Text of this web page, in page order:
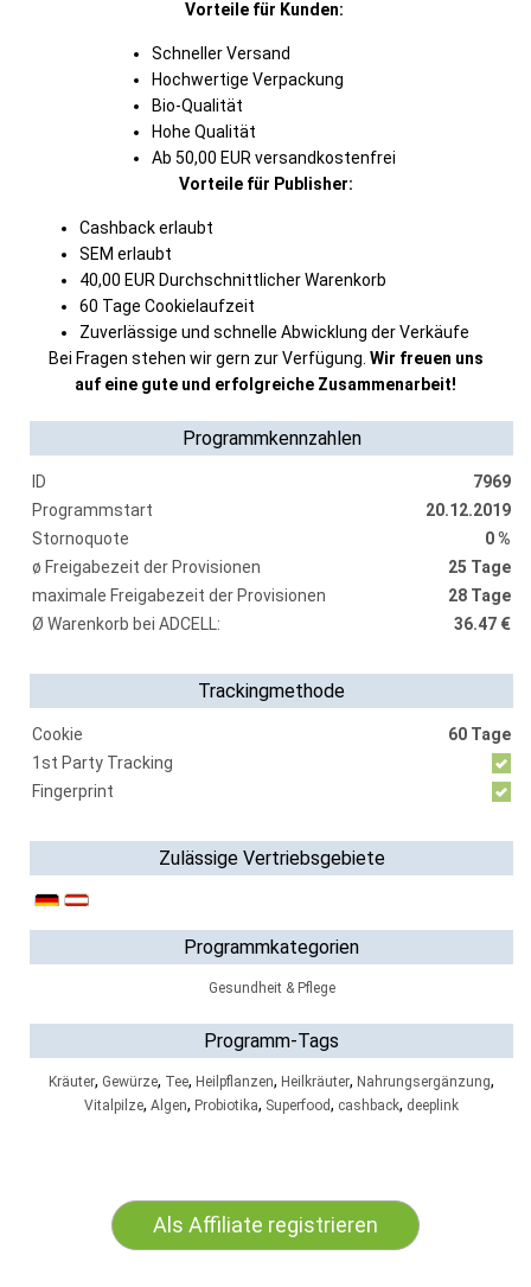
Vorteile für Kunden:
Schneller Versand
Hochwertige Verpackung
Bio-Qualität
Hohe Qualität
Ab 50,00 EUR versandkostenfrei
Vorteile für Publisher:
Cashback erlaubt
SEM erlaubt
40,00 EUR Durchschnittlicher Warenkorb
60 Tage Cookielaufzeit
Zuverlässige und schnelle Abwicklung der Verkäufe
Bei Fragen stehen wir gern zur Verfügung. Wir freuen uns
auf eine gute und erfolgreiche Zusammenarbeit!
Programmkennzahlen
ID
7969
Programmstart
20.12.2019
Stornoquote
0 %
ø Freigabezeit der Provisionen
25 Tage
maximale Freigabezeit der Provisionen
28 Tage
Ø Warenkorb bei ADCELL:
36.47 €
Trackingmethode
Cookie
60 Tage
1st Party Tracking
Fingerprint
Zulässige Vertriebsgebiete
Programmkategorien
Gesundheit & Pflege
Programm-Tags
Kräuter, Gewürze, Tee, Heilpflanzen, Heilkräuter, Nahrungsergänzung,
Vitalpilze, Algen, Probiotika, Superfood, cashback, deeplink
Als Affiliate registrieren